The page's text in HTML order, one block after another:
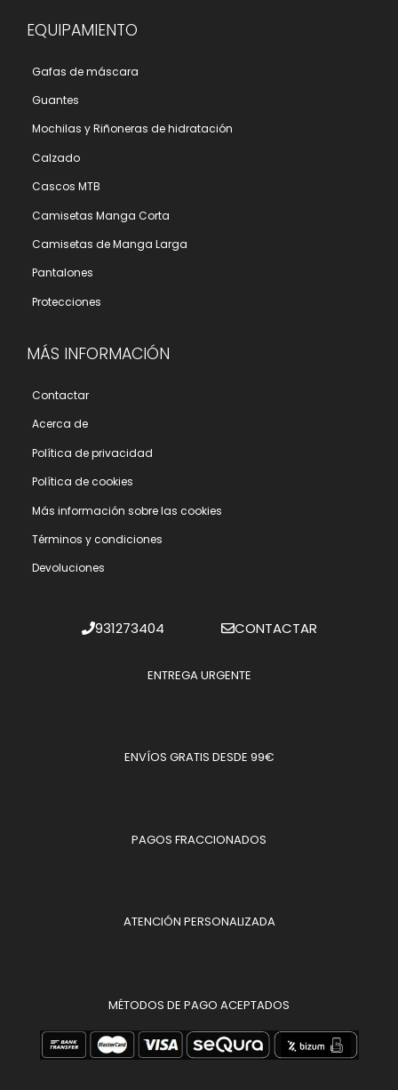
EQUIPAMIENTO
Gafas de máscara
Guantes
Mochilas y Riñoneras de hidratación
Calzado
Cascos MTB
Camisetas Manga Corta
Camisetas de Manga Larga
Pantalones
Protecciones
MÁS INFORMACIÓN
Contactar
Acerca de
Polí­tica de privacidad
Polí­tica de cookies
Más información sobre las cookies
Términos y condiciones
Devoluciones
931273404 CONTACTAR
ENTREGA URGENTE
ENVÍOS GRATIS DESDE 99€
PAGOS FRACCIONADOS
ATENCIÓN PERSONALIZADA
MÉTODOS DE PAGO ACEPTADOS